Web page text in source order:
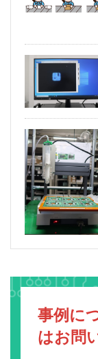
事例に
はお問